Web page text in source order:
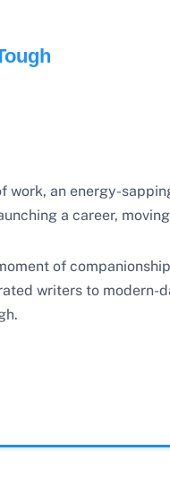
an energy-
a career,
of
writers to modern-